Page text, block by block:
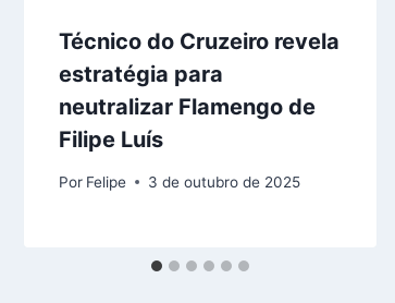
Técnico do Cruzeiro revela
estratégia para
neutralizar Flamengo de
Filipe Luís
Por Felipe 3 de outubro de 2025